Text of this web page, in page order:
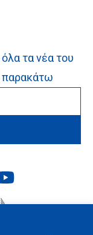
τα νέα του
παρακάτω